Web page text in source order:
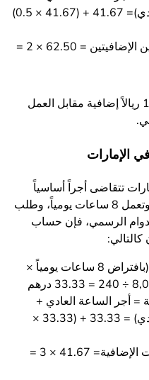
(50% من أجر الساعة العادي)= 41.67 + (41.67 × 0.5)
حساب إجمالي أجر الساعتين الإضافيتين = 62.50 × 2 =
بالتالي، سيحصل الموظف على 125 ريالاً إضافية مقابل العمل
الإمارات
تتقاضى أجراً أساسياً
قدره 8,000 درهم إماراتي شهرياً، وتعمل 8 ساعات يومياً، وطلب
بعد الدوام الرسمي، فإن حساب
حساب أجر الساعة العادي (بافتراض 8 ساعات يومياً ×
= أجر الساعة العادي +
(25% من أجر الساعة العادي) = 33.33 + (33.33 ×
حساب إجمالي أجر الساعات الإضافية= 41.67 × 3 =